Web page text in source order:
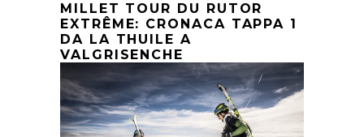
MILLET TOUR DU RUTOR
EXTRÊME: CRONACA TAPPA 1
DA LA THUILE A
VALGRISENCHE